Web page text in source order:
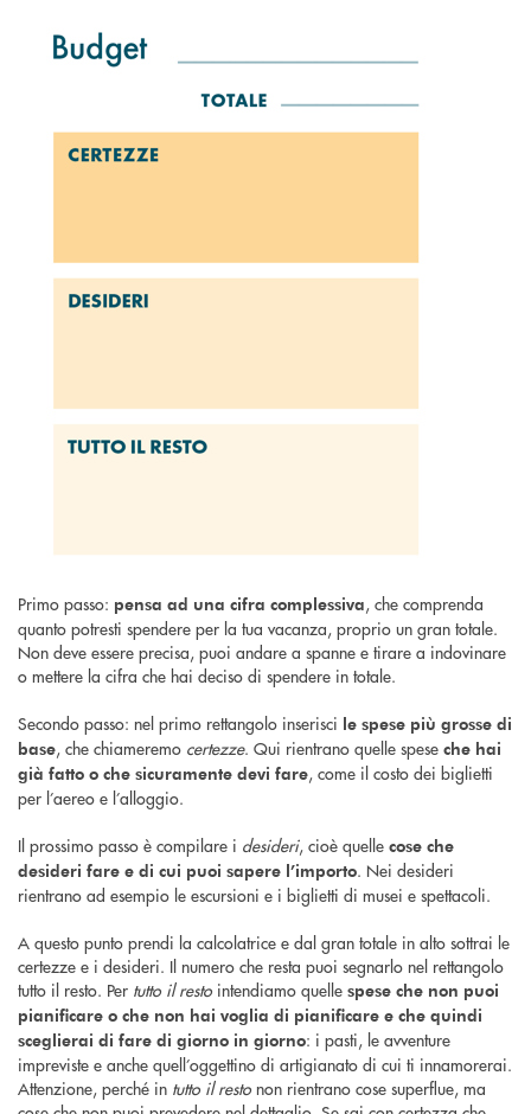
Primo passo: pensa ad una cifra complessiva, che comprenda
quanto potresti spendere per la tua vacanza, proprio un gran totale.
Non deve essere precisa, puoi andare a spanne e tirare a indovinare
o mettere la cifra che hai deciso di spendere in totale.
Secondo passo: nel primo rettangolo inserisci le spese più grosse di
base, che chiameremo certezze. Qui rientrano quelle spese che hai
già fatto o che sicuramente devi fare, come il costo dei biglietti
per l’aereo e l’alloggio.
Il prossimo passo è compilare i desideri, cioè quelle cose che
desideri fare e di cui puoi sapere l’importo. Nei desideri
rientrano ad esempio le escursioni e i biglietti di musei e spettacoli.
A questo punto prendi la calcolatrice e dal gran totale in alto sottrai le
certezze e i desideri. Il numero che resta puoi segnarlo nel rettangolo
tutto il resto. Per tutto il resto intendiamo quelle spese che non puoi
pianificare o che non hai voglia di pianificare e che quindi
sceglierai di fare di giorno in giorno: i pasti, le avventure
impreviste e anche quell’oggettino di artigianato di cui ti innamorerai.
Attenzione, perché in tutto il resto non rientrano cose superflue, ma